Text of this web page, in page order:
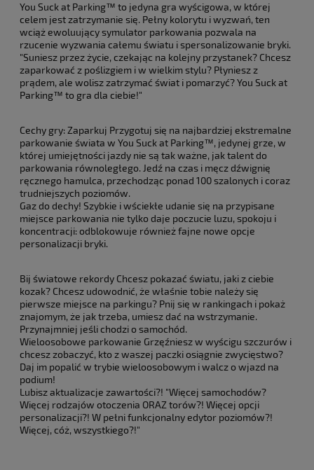
You Suck at Parking™ to jedyna gra wyścigowa, w której
celem jest zatrzymanie się. Pełny kolorytu i wyzwań, ten
wciąż ewoluujący symulator parkowania pozwala na
rzucenie wyzwania całemu światu i spersonalizowanie bryki.
"Suniesz przez życie, czekając na kolejny przystanek? Chcesz
zaparkować z poślizgiem i w wielkim stylu? Płyniesz z
prądem, ale wolisz zatrzymać świat i pomarzyć? You Suck at
Parking™ to gra dla ciebie!"
Cechy gry: Zaparkuj Przygotuj się na najbardziej ekstremalne
parkowanie świata w You Suck at Parking™, jedynej grze, w
której umiejętności jazdy nie są tak ważne, jak talent do
parkowania równoległego. Jedź na czas i męcz dźwignię
ręcznego hamulca, przechodząc ponad 100 szalonych i coraz
trudniejszych poziomów.
Gaz do dechy! Szybkie i wściekłe udanie się na przypisane
miejsce parkowania nie tylko daje poczucie luzu, spokoju i
koncentracji: odblokowuje również fajne nowe opcje
personalizacji bryki.
Bij światowe rekordy Chcesz pokazać światu, jaki z ciebie
kozak? Chcesz udowodnić, że właśnie tobie należy się
pierwsze miejsce na parkingu? Pnij się w rankingach i pokaż
znajomym, że jak trzeba, umiesz dać na wstrzymanie.
Przynajmniej jeśli chodzi o samochód.
Wieloosobowe parkowanie Grzęźniesz w wyścigu szczurów i
chcesz zobaczyć, kto z waszej paczki osiągnie zwycięstwo?
Daj im popalić w trybie wieloosobowym i walcz o wjazd na
podium!
Lubisz aktualizacje zawartości?! "Więcej samochodów?
Więcej rodzajów otoczenia ORAZ torów?! Więcej opcji
personalizacji?! W pełni funkcjonalny edytor poziomów?!
Więcej, cóż, wszystkiego?!"